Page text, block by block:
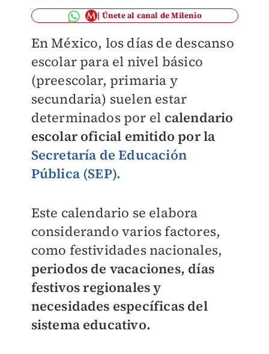
Únete al canal de Milenio
En México, los días de descanso
escolar para el nivel básico
(preescolar, primaria y
secundaria) suelen estar
determinados por el calendario
escolar oficial emitido por la
Secretaría de Educación
Pública (SEP).
Este calendario se elabora
considerando varios factores,
como festividades nacionales,
periodos de vacaciones, días
festivos regionales y
necesidades específicas del
sistema educativo.